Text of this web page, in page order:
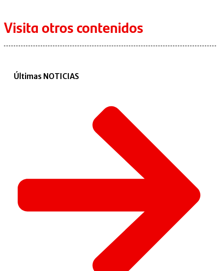
Visita otros contenidos
Últimas NOTICIAS